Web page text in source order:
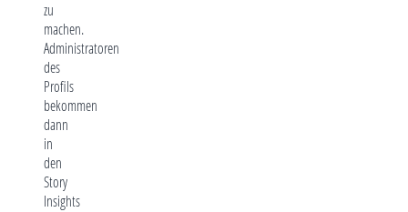
zu
machen.
Administratoren
des
Profils
bekommen
dann
in
den
Story
Insights